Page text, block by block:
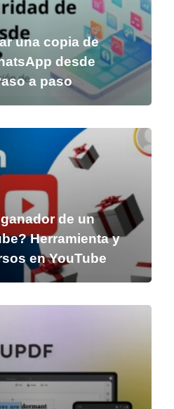
una copia de
desde
a paso
de un
Herramienta y
en YouTube